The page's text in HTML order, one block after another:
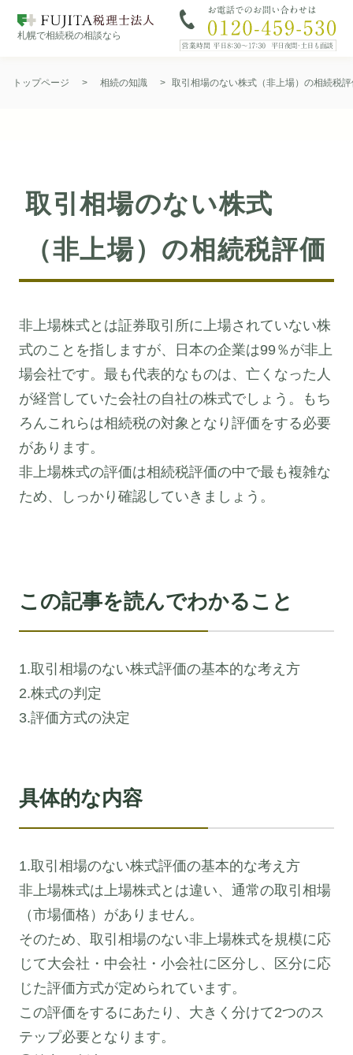
札幌で相続税の相談なら
トップページ > 相続の知識 > 取引相場のない株式（非上場）の相続税
取引相場のない株式
（非上場）の相続税評価
非上場株式とは証券取引所に上場されていない株
式のことを指しますが、日本の企業は99％が非上
場会社です。最も代表的なものは、亡くなった人
が経営していた会社の自社の株式でしょう。もち
ろんこれらは相続税の対象となり評価をする必要
があります。
非上場株式の評価は相続税評価の中で最も複雑な
ため、しっかり確認していきましょう。
この記事を読んでわかること
1.取引相場のない株式評価の基本的な考え方
2.株式の判定
3.評価方式の決定
具体的な内容
1.取引相場のない株式評価の基本的な考え方
非上場株式は上場株式とは違い、通常の取引相場
（市場価格）がありません。
そのため、取引相場のない非上場株式を規模に応
じて大会社・中会社・小会社に区分し、区分に応
じた評価方式が定められています。
この評価をするにあたり、大きく分けて2つのス
テップ必要となります。